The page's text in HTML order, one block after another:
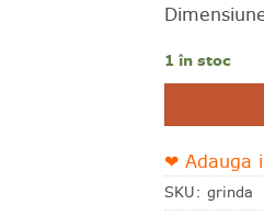
1 în stoc
❤ Adauga
SKU: grinda